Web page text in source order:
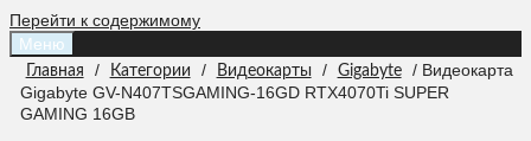
Перейти к содержимому
Меню
Главная / Категории / Видеокарты / Gigabyte
/ Видеокарта
Gigabyte GV-N407TSGAMING-16GD RTX4070Ti SUPER
GAMING 16GB